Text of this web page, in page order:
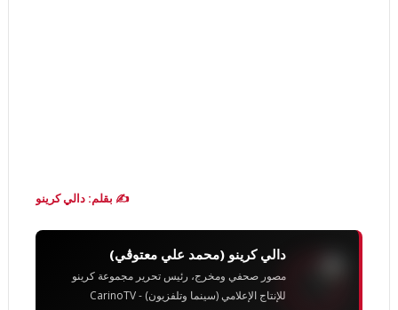
✍️ بقلم: دالي كرينو
دالي كرينو (محمد علي معتوڨي)
مصور صحفي ومخرج، رئيس تحرير مجموعة كرينو
للإنتاج الإعلامي (سينما وتلفزيون) - CarinoTV